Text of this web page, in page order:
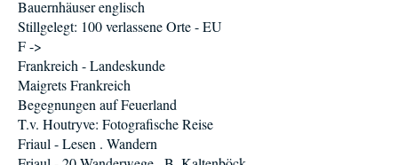
Bauernhäuser englisch
Stillgelegt: 100 verlassene Orte - EU
F ->
Frankreich - Landeskunde
Maigrets Frankreich
Begegnungen auf Feuerland
T.v. Houtryve: Fotografische Reise
Friaul - Lesen . Wandern